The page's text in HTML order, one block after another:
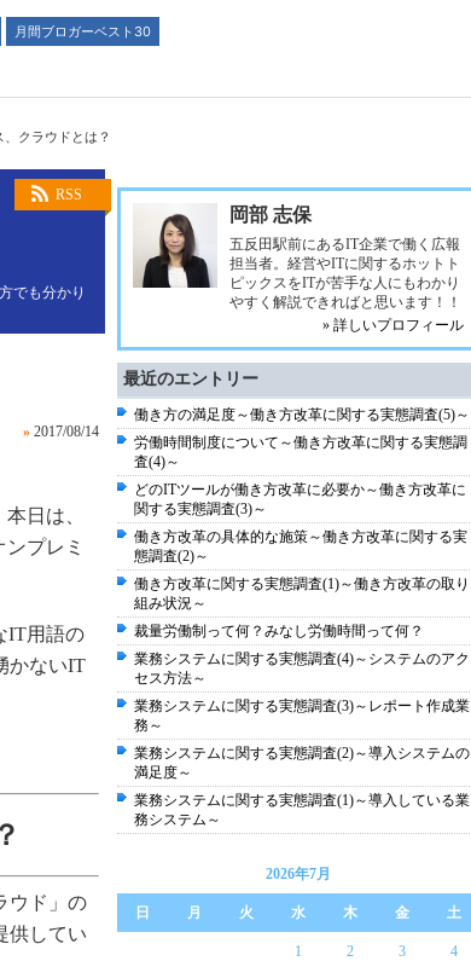
月間ブロガーベスト30
クラウドとは？
RSS
でも分かり
» 2017/08/14
日は、
プレミ
IT用語の
かないIT
ウド」の
供してい
岡部 志保
五反田駅前にあるIT企業で働く広報
担当者。経営やITに関するホットト
ピックスをITが苦手な人にもわかり
やすく解説できればと思います！！
» 詳しいプロフィール
最近のエントリー
働き方の満足度～働き方改革に関する実態調査(5)～
労働時間制度について～働き方改革に関する実態調
査(4)～
どのITツールが働き方改革に必要か～働き方改革に
関する実態調査(3)～
働き方改革の具体的な施策～働き方改革に関する実
態調査(2)～
働き方改革に関する実態調査(1)～働き方改革の取り
組み状況～
裁量労働制って何？みなし労働時間って何？
業務システムに関する実態調査(4)～システムのアク
セス方法～
業務システムに関する実態調査(3)～レポート作成業
務～
業務システムに関する実態調査(2)～導入システムの
満足度～
業務システムに関する実態調査(1)～導入している業
務システム～
2026年7月
日 月 火 水 木 金 土
1 2 3 4